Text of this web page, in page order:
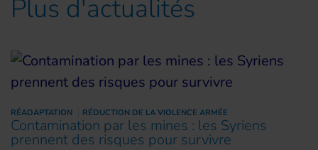
Plus d'actualités
RÉADAPTATION RÉDUCTION DE LA VIOLENCE ARMÉE
Contamination par les mines : les Syriens
prennent des risques pour survivre